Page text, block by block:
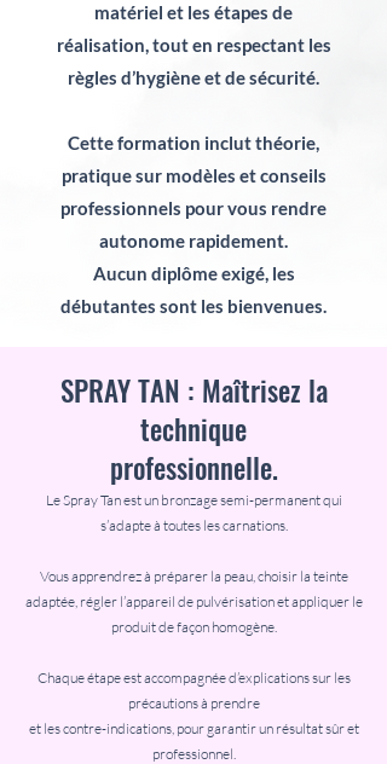
matériel et les étapes de
réalisation, tout en respectant les
règles d’hygiène et de sécurité.
Cette formation inclut théorie,
pratique sur modèles et conseils
professionnels pour vous rendre
autonome rapidement.
Aucun diplôme exigé, les
débutantes sont les bienvenues.
SPRAY TAN : Maîtrisez la
technique
professionnelle.
Le Spray Tan est un bronzage semi-permanent qui
s’adapte à toutes les carnations.
Vous apprendrez à préparer la peau, choisir la teinte
adaptée, régler l’appareil de pulvérisation et appliquer le
produit de façon homogène.
Chaque étape est accompagnée d’explications sur les
précautions à prendre
et les contre-indications, pour garantir un résultat sûr et
professionnel.